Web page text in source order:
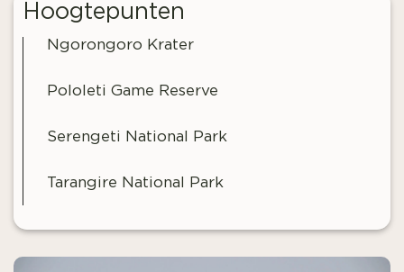
Hoogtepunten
Ngorongoro Krater
Pololeti Game Reserve
Serengeti National Park
Tarangire National Park